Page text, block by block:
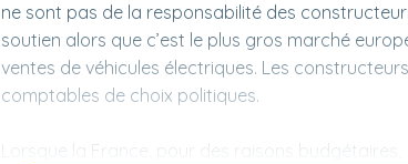
ne sont pas de la responsabilité des
soutien alors que c’est le plus gros marché
ventes de véhicules électriques. Les
comptables de choix politiques.
Lorsque la France, pour des raisons budgétaires,